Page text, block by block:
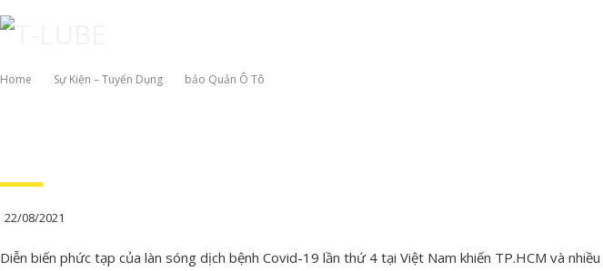
Home Sự Kiện – Tuyển Dụng Bảo Quản Ô Tô
22/08/2021
Diễn biến phức tạp của làn sóng dịch bệnh Covid-19 lần thứ 4 tại Việt Nam khiến TP.HCM và